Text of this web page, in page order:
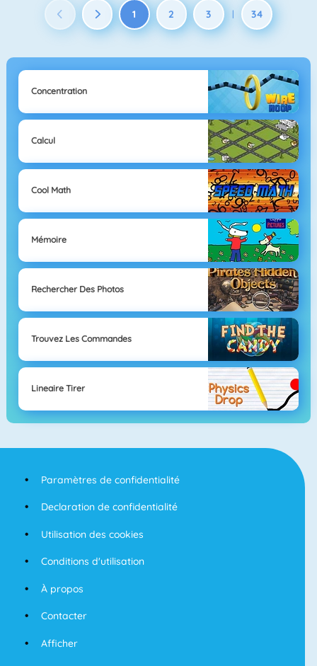
1 2 3 | 34
Concentration
Calcul
Cool Math
Mémoire
Rechercher Des Photos
Trouvez Les Commandes
Lineaire Tirer
Paramètres de confidentialité
Declaration de confidentialité
Utilisation des cookies
Conditions d'utilisation
À propos
Contacter
Afficher